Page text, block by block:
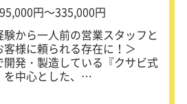
あるといえます。
やすい環境】：週休二日制で残
無、と就労バランスの良い環境
働き方改革を推進し、水曜と金
ー残業デーを役員主導で徹底さ
社員が働きやすい環境を整備
円～335,000円
験から一人前の営業スタッフと
客様に頼られる存在に！＞
開発・製造している『クサビ式
中心とした、